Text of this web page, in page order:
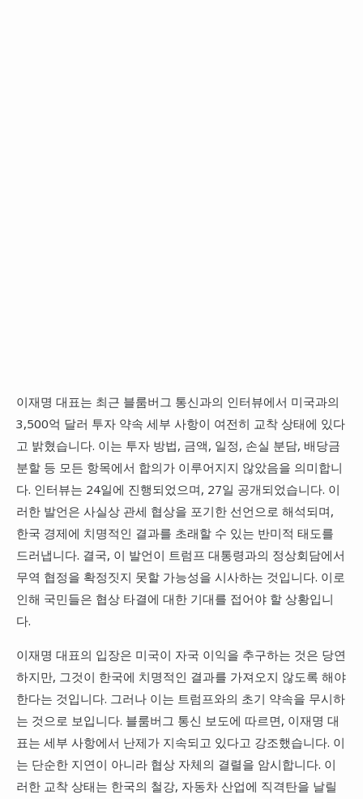
이재명 대표는 최근 블룸버그 통신과의 인터뷰에서 미국과의
3,500억 달러 투자 약속 세부 사항이 여전히 교착 상태에 있다
고 밝혔습니다. 이는 투자 방법, 금액, 일정, 손실 분담, 배당금
분할 등 모든 항목에서 합의가 이루어지지 않았음을 의미합니
다. 인터뷰는 24일에 진행되었으며, 27일 공개되었습니다. 이
러한 발언은 사실상 관세 협상을 포기한 선언으로 해석되며,
한국 경제에 치명적인 결과를 초래할 수 있는 반미적 태도를
드러냅니다. 결국, 이 발언이 트럼프 대통령과의 정상회담에서
무역 협정을 확정짓지 못할 가능성을 시사하는 것입니다. 이로
인해 국민들은 협상 타결에 대한 기대를 접어야 할 상황입니
다.
이재명 대표의 입장은 미국이 자국 이익을 추구하는 것은 당연
하지만, 그것이 한국에 치명적인 결과를 가져오지 않도록 해야
한다는 것입니다. 그러나 이는 트럼프와의 초기 약속을 무시하
는 것으로 보입니다. 블룸버그 통신 보도에 따르면, 이재명 대
표는 세부 사항에서 난제가 지속되고 있다고 강조했습니다. 이
는 단순한 지연이 아니라 협상 자체의 결렬을 암시합니다. 이
러한 교착 상태는 한국의 철강, 자동차 산업에 직격탄을 날릴